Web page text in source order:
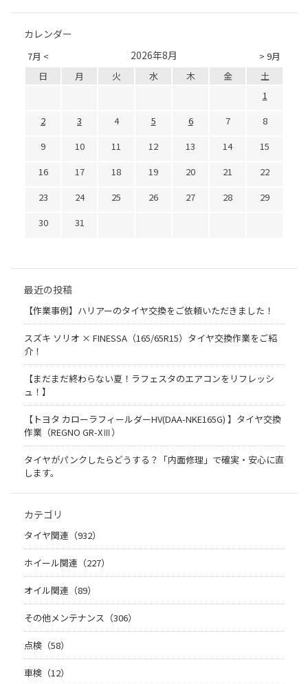
カレンダー
7月 < > 9月
2026年8月
日 月 火 水 木 金
土
1
2
3 4 5 6 7
8
9
10 11 12 13 14
15
16
17 18 19 20 21
22
23
24 25 26 27 28
29
30
31
最近の投稿
【作業事例】ハリアーのタイヤ交換をご依頼いただきました！
スズキ ソリオ × FINESSA（165/65R15）タイヤ交換作業をご紹
介！
【まだまだ終わらない夏！ラフェスタのエアコンをリフレッシ
ュ！】
【トヨタ カローラフィールダーHV(DAA-NKE165G) 】タイヤ交換
作業（REGNO GR-XⅢ）
タイヤがパンクしたらどうする？「内面修理」で確実・安心に直
します。
カテゴリ
タイヤ関連（932）
ホイール関連（227）
オイル関連（89）
その他メンテナンス（306）
点検（58）
車検（12）